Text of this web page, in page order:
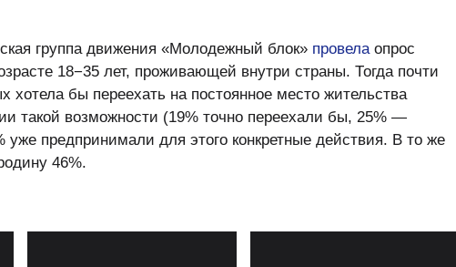
группа движения «Молодежный блок» провелаопрос
18−35 лет, проживающей внутри страны. Тогда почти
хотела бы переехать на постоянное место жительства
такой возможности (19% точно переехали бы, 25% —
уже предпринимали для этого конкретные действия. В то же
46%.